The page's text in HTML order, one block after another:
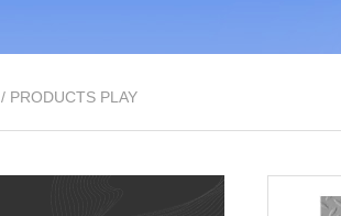
/ PRODUCTS PLAY